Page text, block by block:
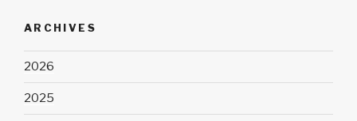
ARCHIVES
2026
2025